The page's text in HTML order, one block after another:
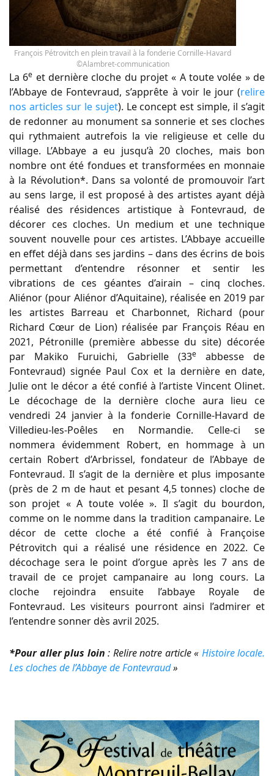
François Pétrovitch en plein travail à la fonderie Cornille-Havard
©Alambret-communication
La 6e et dernière cloche du projet « A toute volée » de
l’Abbaye de Fontevraud, s’apprête à voir le jour (relire
nos articles sur le sujet). Le concept est simple, il s’agit
de redonner au monument sa sonnerie et ses cloches
qui rythmaient autrefois la vie religieuse et celle du
village. L’Abbaye a eu jusqu’à 20 cloches, mais bon
nombre ont été fondues et transformées en monnaie
à la Révolution*. Dans sa volonté de promouvoir l’art
au sens large, il est proposé à des artistes ayant déjà
réalisé des résidences artistique à Fontevraud, de
décorer ces cloches. Un medium et une technique
souvent nouvelle pour ces artistes. L’Abbaye accueille
en effet déjà dans ses jardins – dans des écrins de bois
permettant d’entendre résonner et sentir les
vibrations de ces géantes d’airain – cinq cloches.
Aliénor (pour Aliénor d’Aquitaine), réalisée en 2019 par
les artistes Barreau et Charbonnet, Richard (pour
Richard Cœur de Lion) réalisée par François Réau en
2021, Pétronille (première abbesse du site) décorée
par Makiko Furuichi, Gabrielle (33eabbesse de
Fontevraud) signée Paul Cox et la dernière en date,
Julie ont le décor a été confié à l’artiste Vincent Olinet.
Le décochage de la dernière cloche aura lieu ce
vendredi 24 janvier à la fonderie Cornille-Havard de
Villedieu-les-Poêles en Normandie. Celle-ci se
nommera évidemment Robert, en hommage à un
certain Robert d’Arbrissel, fondateur de l’Abbaye de
Fontevraud. Il s’agit de la dernière et plus imposante
(près de 2 m de haut et pesant 4,5 tonnes) cloche de
son projet « A toute volée ». Il s’agit du bourdon,
comme on le nomme dans la tradition campanaire. Le
décor de cette cloche a été confié à Françoise
Pétrovitch qui a réalisé une résidence en 2022. Ce
décochage sera le point d’orgue après les 7 ans de
travail de ce projet campanaire au long cours. La
cloche rejoindra ensuite l’abbaye Royale de
Fontevraud. Les visiteurs pourront ainsi l’admirer et
l’entendre sonner dès avril 2025.
*Pour aller plus loin : Relire notre article « Histoire locale.
Les cloches de l’Abbaye de Fontevraud»